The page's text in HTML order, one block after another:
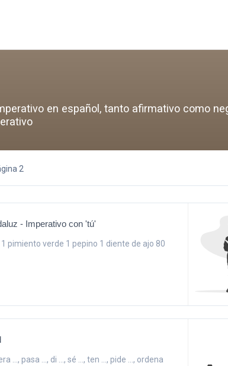
en español, tanto afirmativo como
2
- Imperativo con 'tú'
pimiento verde 1 pepino 1 diente de ajo 80
..., pasa ..., di ..., sé ..., ten ..., pide ..., ordena